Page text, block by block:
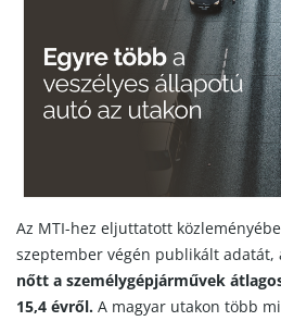
Az MTI-hez eljuttatott
szeptember végén publikált adatát,
nőtt a személygépjárművek
15,4 évről. A magyar utakon több